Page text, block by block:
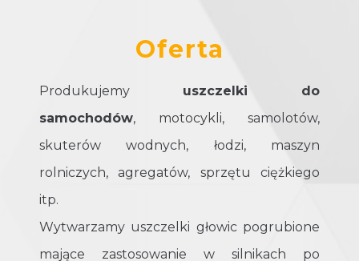
Oferta
Produkujemy uszczelki do
samochodów, motocykli, samolotów,
skuterów wodnych, łodzi, maszyn
rolniczych, agregatów, sprzętu ciężkiego
itp.
Wytwarzamy uszczelki głowic pogrubione
mające zastosowanie w silnikach po